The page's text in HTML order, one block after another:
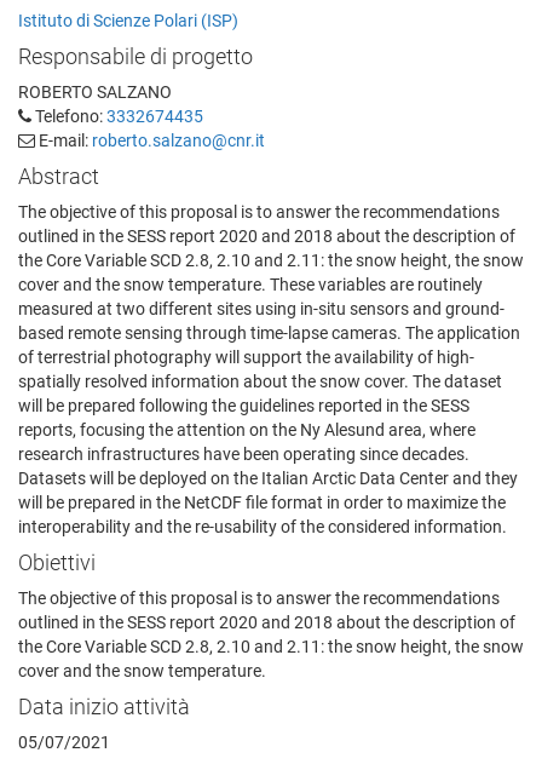
Istituto di Scienze Polari (ISP)
Responsabile di progetto
ROBERTO SALZANO
Telefono:3332674435
E-mail: roberto.salzano@cnr.it
Abstract
The objective of this proposal is to answer the recommendations
outlined in the SESS report 2020 and 2018 about the description of
the Core Variable SCD 2.8, 2.10 and 2.11: the snow height, the snow
cover and the snow temperature. These variables are routinely
measured at two different sites using in-situ sensors and ground-
based remote sensing through time-lapse cameras. The application
of terrestrial photography will support the availability of high-
spatially resolved information about the snow cover. The dataset
will be prepared following the guidelines reported in the SESS
reports, focusing the attention on the Ny Alesund area, where
research infrastructures have been operating since decades.
Datasets will be deployed on the Italian Arctic Data Center and they
will be prepared in the NetCDF file format in order to maximize the
interoperability and the re-usability of the considered information.
Obiettivi
The objective of this proposal is to answer the recommendations
outlined in the SESS report 2020 and 2018 about the description of
the Core Variable SCD 2.8, 2.10 and 2.11: the snow height, the snow
cover and the snow temperature.
Data inizio attività
05/07/2021